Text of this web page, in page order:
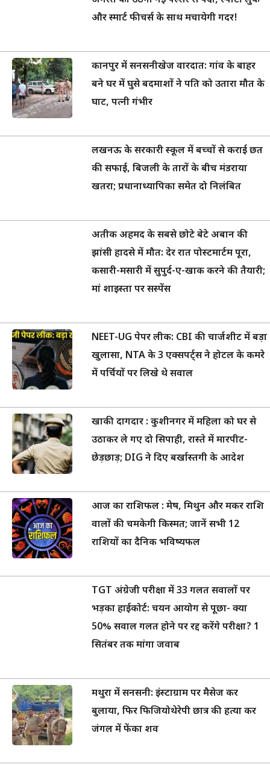
और स्मार्ट फीचर्स के साथ मचायेगी गदर!
कानपुर में सनसनीखेज वारदात: गांव के बाहर
बने घर में घुसे बदमाशों ने पति को उतारा मौत के
घाट, पत्नी गंभीर
लखनऊ के सरकारी स्कूल में बच्चों से कराई छत
की सफाई, बिजली के तारों के बीच मंडराया
खतरा; प्रधानाध्यापिका समेत दो निलंबित
अतीक अहमद के सबसे छोटे बेटे अबान की
झांसी हादसे में मौत: देर रात पोस्टमार्टम पूरा,
कसारी-मसारी में सुपुर्द-ए-खाक करने की तैयारी;
मां शाइस्ता पर सस्पेंस
NEET-UG पेपर लीक: CBI की चार्जशीट में बड़ा
खुलासा, NTA के 3 एक्सपर्ट्स ने होटल के कमरे
में पर्चियों पर लिखे थे सवाल
खाकी दागदार : कुशीनगर में महिला को घर से
उठाकर ले गए दो सिपाही, रास्ते में मारपीट-
छेड़छाड़; DIG ने दिए बर्खास्तगी के आदेश
आज का राशिफल : मेष, मिथुन और मकर राशि
वालों की चमकेगी किस्मत; जानें सभी 12
राशियों का दैनिक भविष्यफल
TGT अंग्रेजी परीक्षा में 33 गलत सवालों पर
भड़का हाईकोर्ट: चयन आयोग से पूछा- क्या
50% सवाल गलत होने पर रद्द करेंगे परीक्षा? 1
सितंबर तक मांगा जवाब
मथुरा में सनसनी: इंस्टाग्राम पर मैसेज कर
बुलाया, फिर फिजियोथेरेपी छात्र की हत्या कर
जंगल में फेंका शव